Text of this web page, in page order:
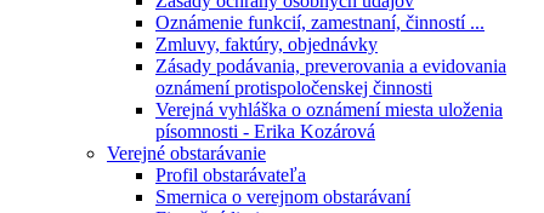
Oznámenie funkcií, zamestnaní, činností ...
Zmluvy, faktúry, objednávky
Zásady podávania, preverovania a evidovania
oznámení protispoločenskej činnosti
Verejná vyhláška o oznámení miesta uloženia
písomnosti - Erika Kozárová
Verejné obstarávanie
Profil obstarávateľa
Smernica o verejnom obstarávaní